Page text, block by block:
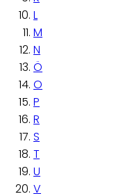
L
M
N
Ö
O
P
R
S
T
U
V